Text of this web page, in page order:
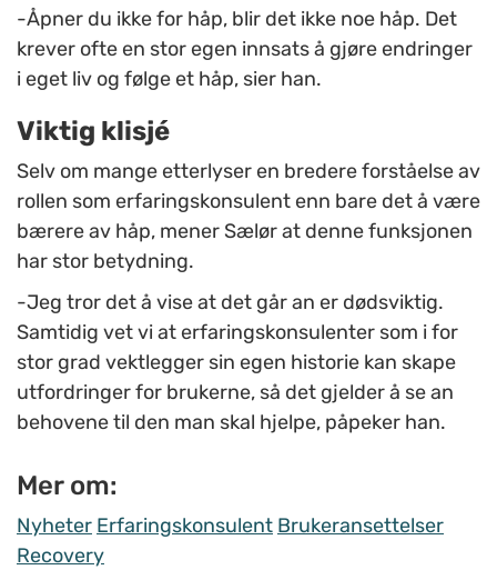
-Åpner du ikke for håp, blir det ikke noe håp. Det
krever ofte en stor egen innsats å gjøre endringer
i eget liv og følge et håp, sier han.
Viktig klisjé
Selv om mange etterlyser en bredere forståelse av
rollen som erfaringskonsulent enn bare det å være
bærere av håp, mener Sælør at denne funksjonen
har stor betydning.
-Jeg tror det å vise at det går an er dødsviktig.
Samtidig vet vi at erfaringskonsulenter som i for
stor grad vektlegger sin egen historie kan skape
utfordringer for brukerne, så det gjelder å se an
behovene til den man skal hjelpe, påpeker han.
Mer om:
Nyheter Erfaringskonsulent Brukeransettelser
Recovery